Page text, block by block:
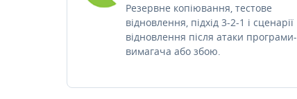
Резервне копіювання, тестове
відновлення, підхід 3-2-1 і сценарії
відновлення після атаки програми-
вимагача або збою.